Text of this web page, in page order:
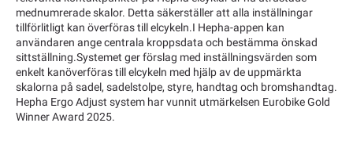
mednumrerade skalor. Detta säkerställer att alla inställningar
tillförlitligt kan överföras till elcykeln.I Hepha-appen kan
användaren ange centrala kroppsdata och bestämma önskad
sittställning.Systemet ger förslag med inställningsvärden som
enkelt kanöverföras till elcykeln med hjälp av de uppmärkta
skalorna på sadel, sadelstolpe, styre, handtag och bromshandtag.
Hepha Ergo Adjust system har vunnit utmärkelsen Eurobike Gold
Winner Award 2025.